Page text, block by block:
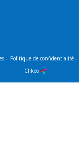
- Politique de confidentialité-
Clikeo